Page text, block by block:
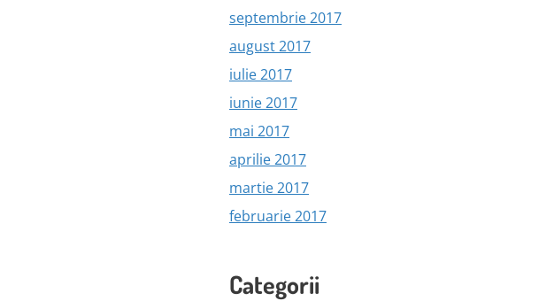
septembrie 2017
august 2017
iulie 2017
iunie 2017
mai 2017
aprilie 2017
martie 2017
februarie 2017
Categorii